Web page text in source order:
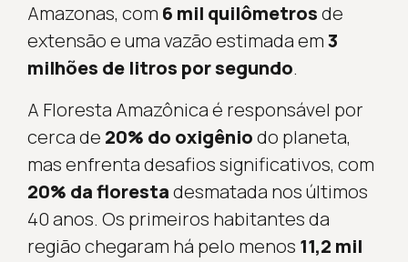
Amazonas, com 6 mil quilômetrosde
extensão e uma vazão estimada em3
milhões de litros por segundo.
A Floresta Amazônica é responsável por
cerca de 20% do oxigêniodo planeta,
mas enfrenta desafios significativos, com
20% da florestadesmatada nos últimos
40 anos. Os primeiros habitantes da
região chegaram há pelo menos 11,2 mil